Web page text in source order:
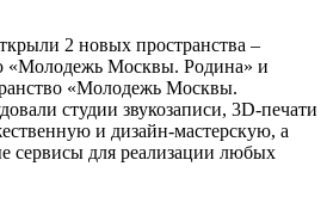
2 новых пространства –
«Молодежь Москвы. Родина» и
«Молодежь Москвы.
студии звукозаписи, 3D-печати
и дизайн-мастерскую, а
сервисы для реализации любых